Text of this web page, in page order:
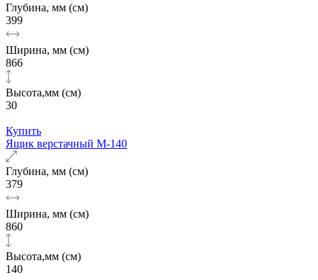
Глубина, мм (см)
399
Ширина, мм (см)
866
Высота,мм (см)
30
Купить
Ящик верстачный М-140
Глубина, мм (см)
379
Ширина, мм (см)
860
Высота,мм (см)
140